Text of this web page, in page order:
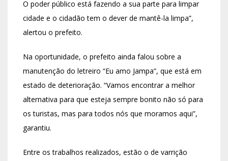
O poder público está fazendo a sua parte para limpar
cidade e o cidadão tem o dever de mantê-la limpa”,
alertou o prefeito.
Na oportunidade, o prefeito ainda falou sobre a
manutenção do letreiro “Eu amo Jampa”, que está em
estado de deterioração. “Vamos encontrar a melhor
alternativa para que esteja sempre bonito não só para
os turistas, mas para todos nós que moramos aqui”,
garantiu.
Entre os trabalhos realizados, estão o de varrição